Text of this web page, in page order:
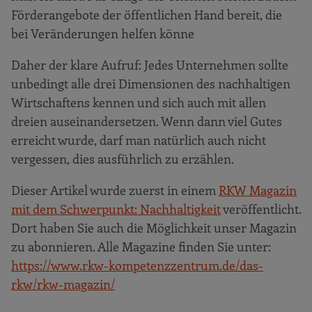
Förderangebote der öffentlichen Hand bereit, die
bei Veränderungen helfen könne
Daher der klare Aufruf: Jedes Unternehmen sollte
unbedingt alle drei Dimensionen des nachhaltigen
Wirtschaftens kennen und sich auch mit allen
dreien auseinandersetzen. Wenn dann viel Gutes
erreicht wurde, darf man natürlich auch nicht
vergessen, dies ausführlich zu erzählen.
Dieser Artikel wurde zuerst in einem RKW Magazin
mit dem Schwerpunkt: Nachhaltigkeitveröffentlicht.
Dort haben Sie auch die Möglichkeit unser Magazin
zu abonnieren. Alle Magazine finden Sie unter:
https://www.rkw-kompetenzzentrum.de/das-
rkw/rkw-magazin/